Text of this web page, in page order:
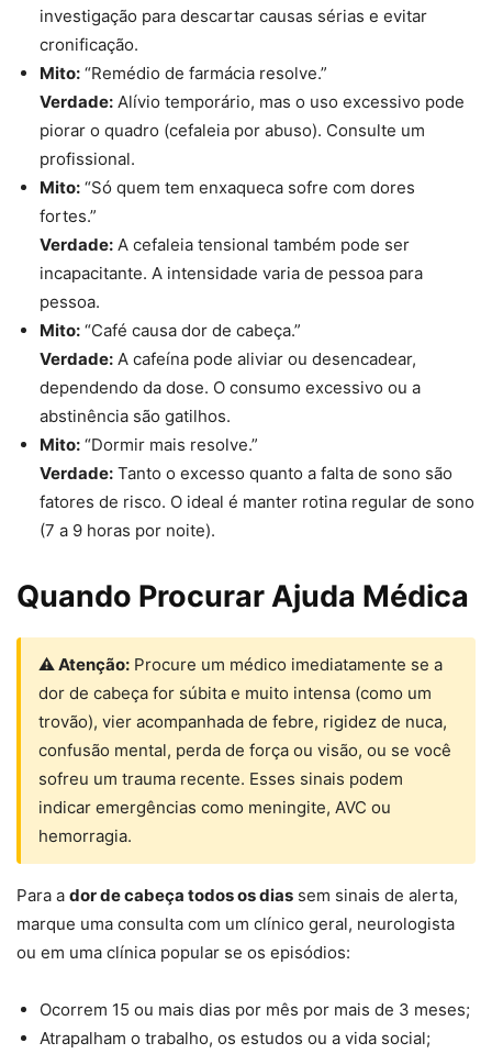
investigação para descartar causas sérias e evitar
cronificação.
Mito: “Remédio de farmácia resolve.”
Verdade: Alívio temporário, mas o uso excessivo pode
piorar o quadro (cefaleia por abuso). Consulte um
profissional.
Mito: “Só quem tem enxaqueca sofre com dores
fortes.”
Verdade: A cefaleia tensional também pode ser
incapacitante. A intensidade varia de pessoa para
pessoa.
Mito: “Café causa dor de cabeça.”
Verdade: A cafeína pode aliviar ou desencadear,
dependendo da dose. O consumo excessivo ou a
abstinência são gatilhos.
Mito: “Dormir mais resolve.”
Verdade: Tanto o excesso quanto a falta de sono são
fatores de risco. O ideal é manter rotina regular de sono
(7 a 9 horas por noite).
Quando Procurar Ajuda Médica
⚠ Atenção: Procure um médico imediatamente se a
dor de cabeça for súbita e muito intensa (como um
trovão), vier acompanhada de febre, rigidez de nuca,
confusão mental, perda de força ou visão, ou se você
sofreu um trauma recente. Esses sinais podem
indicar emergências como meningite, AVC ou
hemorragia.
Para a dor de cabeça todos os dias sem sinais de alerta,
marque uma consulta com um clínico geral, neurologista
ou em uma clínica popular se os episódios:
Ocorrem 15 ou mais dias por mês por mais de 3 meses;
Atrapalham o trabalho, os estudos ou a vida social;